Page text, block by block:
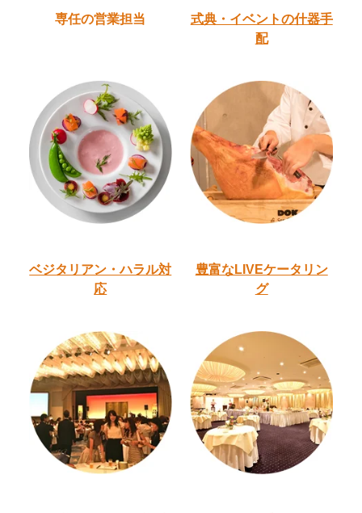
専任の営業担当 式典・イベントの什器手
配
ベジタリアン・ハラル対
応
豊富なLIVEケータリン
グ